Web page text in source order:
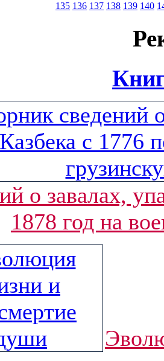
135 136 137 138 139 140
о завалах,
1878 год на